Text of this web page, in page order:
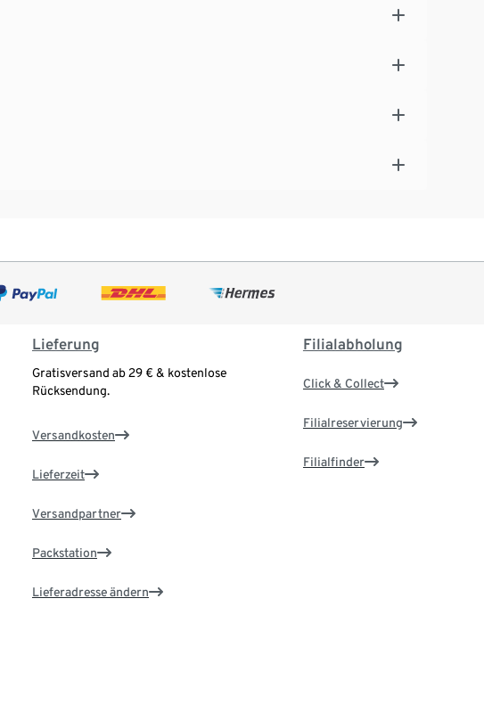
Lieferung
Gratisversand ab 29 € & kostenlose
Rücksendung.
Versandkosten
Lieferzeit
Versandpartner
Packstation
Lieferadresse ändern
Filialabholung
Click & Collect
Filialreservierung
Filialfinder